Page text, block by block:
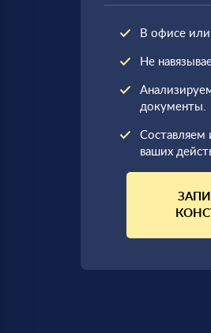
В офисе
Не
документы.
Составляем
ваших